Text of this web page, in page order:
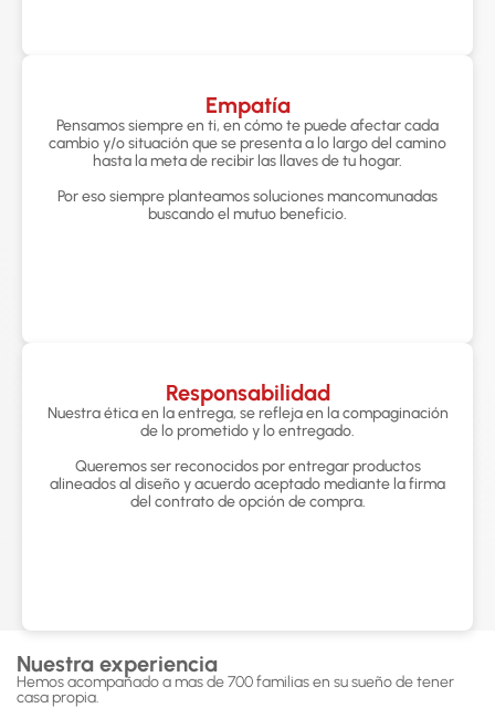
Empatía
Pensamos siempre en ti, en cómo te puede afectar cada
cambio y/o situación que se presenta a lo largo del camino
hasta la meta de recibir las llaves de tu hogar.
Por eso siempre planteamos soluciones mancomunadas
buscando el mutuo beneficio.
Responsabilidad
Nuestra ética en la entrega, se refleja en la compaginación
de lo prometido y lo entregado.
Queremos ser reconocidos por entregar productos
alineados al diseño y acuerdo aceptado mediante la firma
del contrato de opción de compra.
Nuestra experiencia
Hemos acompañado a mas de 700 familias en su sueño de tener
casa propia.